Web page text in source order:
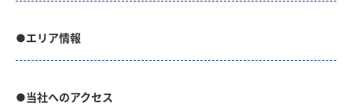
●エリア情報
●当社へのアクセス